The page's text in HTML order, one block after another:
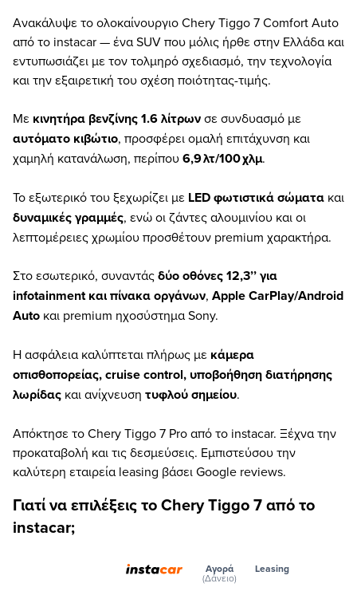
Ανακάλυψε το ολοκαίνουργιο Chery Tiggo 7 Comfort Auto
από το instacar — ένα SUV που μόλις ήρθε στην Ελλάδα και
εντυπωσιάζει με τον τολμηρό σχεδιασμό, την τεχνολογία
και την εξαιρετική του σχέση ποιότητας-τιμής.
Με κινητήρα βενζίνης 1.6 λίτρωνσε συνδυασμό με
αυτόματο κιβώτιο, προσφέρει ομαλή επιτάχυνση και
χαμηλή κατανάλωση, περίπου6,9 λτ/100 χλμ.
Το εξωτερικό του ξεχωρίζει με LED φωτιστικά σώματα και
δυναμικές γραμμές, ενώ οι ζάντες αλουμινίου και οι
λεπτομέρειες χρωμίου προσθέτουν premium χαρακτήρα.
Στο εσωτερικό, συναντάςδύο οθόνες 12,3’’ για
infotainment και πίνακα οργάνων, Apple CarPlay/Android
Auto και premium ηχοσύστημα Sony.
Η ασφάλεια καλύπτεται πλήρως με κάμερα
οπισθοπορείας, cruise control, υποβοήθηση διατήρησης
λωρίδας και ανίχνευση τυφλού σημείου.
Απόκτησε το Chery Tiggo 7 Pro από το instacar. Ξέχνα την
προκαταβολή και τις δεσμεύσεις. Εμπιστεύσου την
καλύτερη εταιρεία leasing βάσει Google reviews.
Γιατί να επιλέξεις το Chery Tiggo 7 από το
instacar;
Αγορά
(Δάνειο)
Leasing